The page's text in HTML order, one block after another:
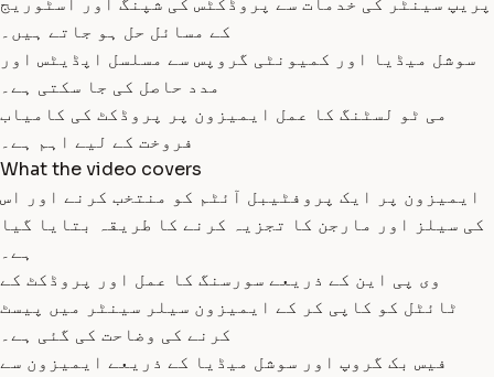
کے مسائل حل ہو جاتے ہیں۔
سوشل میڈیا اور کمیونٹی گروپس سے مسلسل اپڈیٹس اور
مدد حاصل کی جا سکتی ہے۔
می ٹو لسٹنگ کا عمل ایمیزون پر پروڈکٹ کی کامیاب
فروخت کے لیے اہم ہے۔
What the video covers
ایمیزون پر ایک پروفٹیبل آئٹم کو منتخب کرنے اور اس
کی سیلز اور مارجن کا تجزیہ کرنے کا طریقہ بتایا گیا
ہے۔
وی پی این کے ذریعے سورسنگ کا عمل اور پروڈکٹ کے
ٹائٹل کو کاپی کر کے ایمیزون سیلر سینٹر میں پیسٹ
کرنے کی وضاحت کی گئی ہے۔
فیس بک گروپ اور سوشل میڈیا کے ذریعے ایمیزون سے